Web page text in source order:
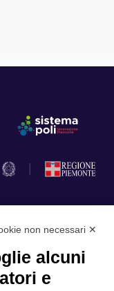
non necessari ✕
alcuni
e